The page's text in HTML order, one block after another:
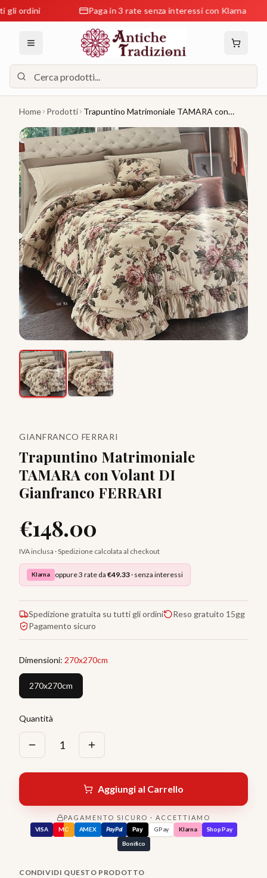
Paga in 3 rate senza interessi con Klarna
Home Prodotti Trapuntino Matrimoniale TAMARA con
GIANFRANCO FERRARI
Trapuntino Matrimoniale
TAMARA con Volant DI
Gianfranco FERRARI
€148.00
IVA inclusa · Spedizione calcolata al checkout
Klarna oppure 3 rate da €49.33· senza interessi
Spedizione gratuita su tutti gli ordini
Reso gratuito 15gg
Pagamento sicuro
Dimensioni: 270x270cm
270x270cm
Quantità
1
Aggiungi al Carrello
PAGAMENTO SICURO · ACCETTIAMO
VISA MC AMEX PayPal Pay GPay Klarna
Shop Pay
Bonifico
CONDIVIDI QUESTO PRODOTTO